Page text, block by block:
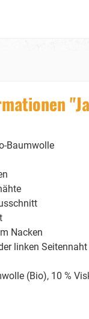
Baumwolle
Nacken
linken Seitennaht
(Bio), 10 %